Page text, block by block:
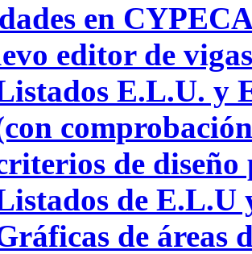
en
editor de
E.L.U. y
de diseño
de E.L.U
de áreas